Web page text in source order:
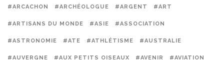
#ARCACHON #ARCHÉOLOGUE #ARGENT #ART
#ARTISANS DU MONDE #ASIE #ASSOCIATION
#ASTRONOMIE #ATE #ATHLÉTISME #AUSTRALIE
#AUVERGNE #AUX PETITS OISEAUX #AVENIR #AVIATION